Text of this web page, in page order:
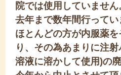
院では使用していませ
去年まで数年間行って
ほとんどの方が内服薬
り、その為あまりに注
溶液に溶かして使用)の